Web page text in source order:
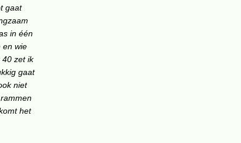
gaat
in één
en wie
40 zet ik
gaat
niet
het